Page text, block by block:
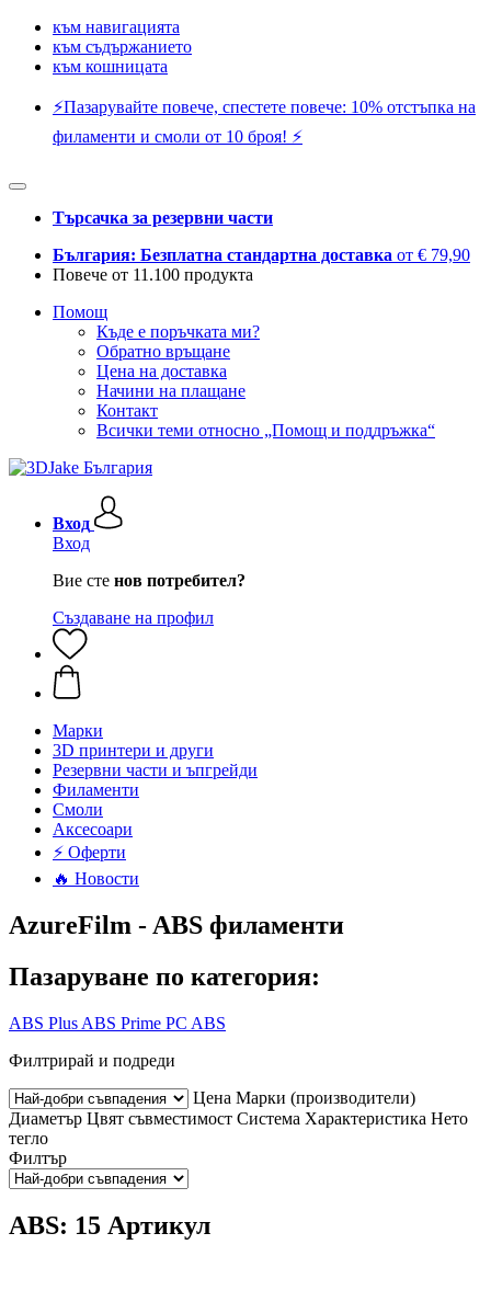
към навигацията
към съдържанието
към кошницата
⚡️Пазарувайте повече, спестете повече: 10% отстъпка на
филаменти и смоли от 10 броя! ⚡️
Търсачка за резервни части
България: Безплатна стандартна доставка от € 79,90
Повече от 11.100 продукта
Помощ
Къде е поръчката ми?
Обратно връщане
Цена на доставка
Начини на плащане
Контакт
Всички теми относно „Помощ и поддръжка“
Вход
Вход
Вие сте нов потребител?
Създаване на профил
Mарки
3D принтери и други
Резервни части и ъпгрейди
Филаменти
Смоли
Аксесоари
⚡ Оферти
🔥 Новости
AzureFilm - ABS филаменти
Пазаруване по категория:
ABS Plus ABS Prime PC ABS
Филтрирай и подреди
Цена Марки (производители)
Диаметър Цвят съвместимост Система Характеристика Нето
тегло
Филтър
ABS: 15 Артикул